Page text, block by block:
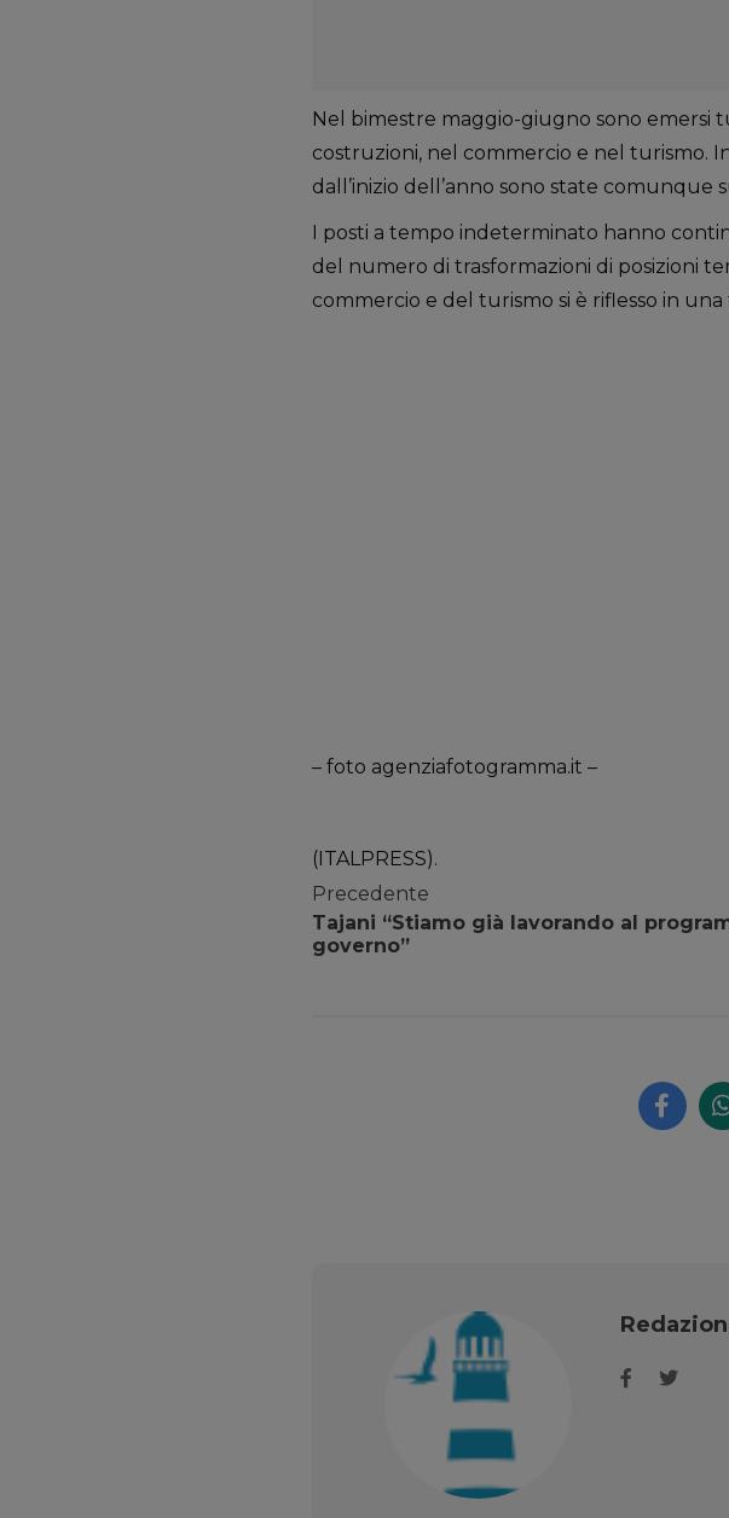
Nel bimestre maggio-giugno sono emersi
costruzioni, nel commercio e nel turismo.
dall’inizio dell’anno sono state comunque
I posti a tempo indeterminato hanno
del numero di trasformazioni di posizioni
commercio e del turismo si è riflesso in
– foto agenziafotogramma.it –
(ITALPRESS).
Precedente
Tajani “Stiamo già lavorando al
governo”